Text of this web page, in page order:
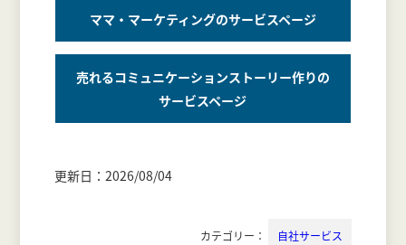
ママ・マーケティングのサービスページ
売れるコミュニケーションストーリー作りの
サービスページ
更新日：2026/08/04
カテゴリー： 自社サービス